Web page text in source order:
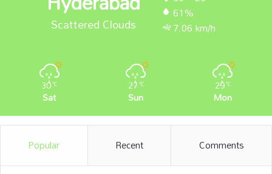
Scattered Clouds
61%
7.06 km/h
30℃
Sat
27℃
Sun
29℃
Mon
Popular Recent Comments